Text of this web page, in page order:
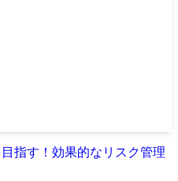
指す！効果的なリスク管理